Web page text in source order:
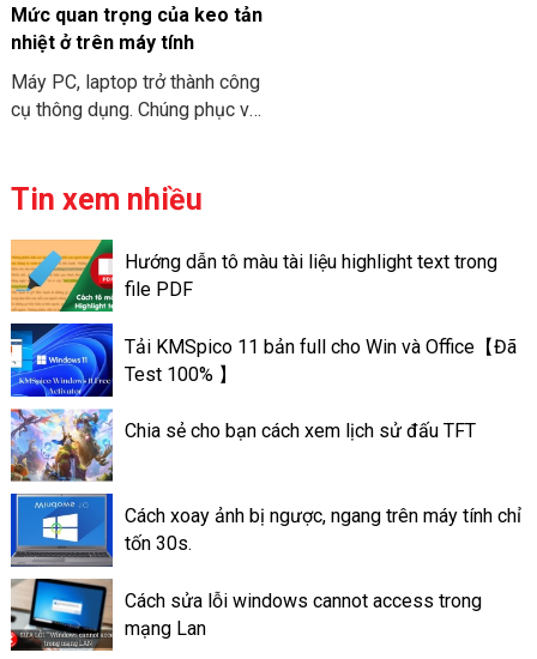
Mức quan trọng của keo tản
nhiệt ở trên máy tính
Máy PC, laptop trở thành công
cụ thông dụng. Chúng phục vụ
tính đươc đảm bảo. Bạn cần
định kỳ. Việc tra keo tản nhiệt
trên máy tính có thể giúp máy
tính có thể đạt được hiệu suất
tốt. Và có hoạt động ổn định
tốt hơn. Sau đây là thông tin về
mức quan trọng của keo tản
nhiệt ở trên máy tính.
Tin xem nhiều
Hướng dẫn tô màu tài liệu highlight text trong
file PDF
Tải KMSpico 11 bản full cho Win và Office【Đã
Test 100% 】
Chia sẻ cho bạn cách xem lịch sử đấu TFT
Cách xoay ảnh bị ngược, ngang trên máy tính chỉ
tốn 30s.
Cách sửa lỗi windows cannot access trong
mạng Lan